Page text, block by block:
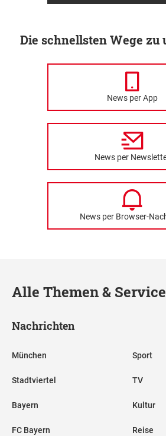
Die schnellsten Wege zu
News per App
News per
News per Browser-
Alle Themen &
Nachrichten
München
Stadtviertel
Bayern
FC Bayern
Sport
TV
Kultur
Reise